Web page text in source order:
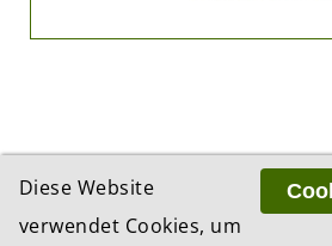
ADRESSE
BCP Business Content
Diese Website
verwendet Cookies, um